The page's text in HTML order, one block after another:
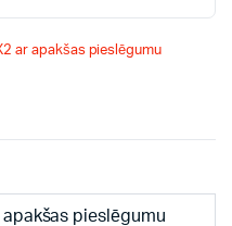
ar apakšas pieslēgumu
apakšas pieslēgumu